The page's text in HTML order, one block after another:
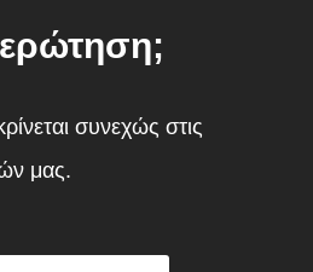
συνεχώς στις
μας.